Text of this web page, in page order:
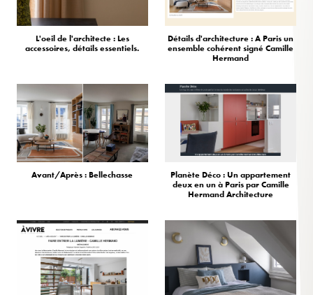
L'oeil de l'architecte : Les
accessoires, détails essentiels.
Détails d'architecture : A Paris un
ensemble cohérent signé Camille
Hermand
Avant/Après : Bellechasse
Planète Déco : Un appartement
deux en un à Paris par Camille
Hermand Architecture